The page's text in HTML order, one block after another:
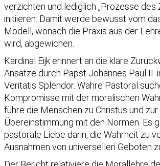
verzichten und lediglich „Prozesse des
initiieren. Damit werde bewusst vom
Modell, wonach die Praxis aus der
wird, abgewichen.
Kardinal Eijk erinnert an die klare
Ansätze durch Papst Johannes Paul II.
Veritatis Splendor. Wahre Pastoral
Kompromisse mit der moralischen
führe die Menschen zu Christus und zur
Übereinstimmung mit den Normen. Es
pastorale Liebe darin, die Wahrheit zu
Ausnahmen von universellen Geboten